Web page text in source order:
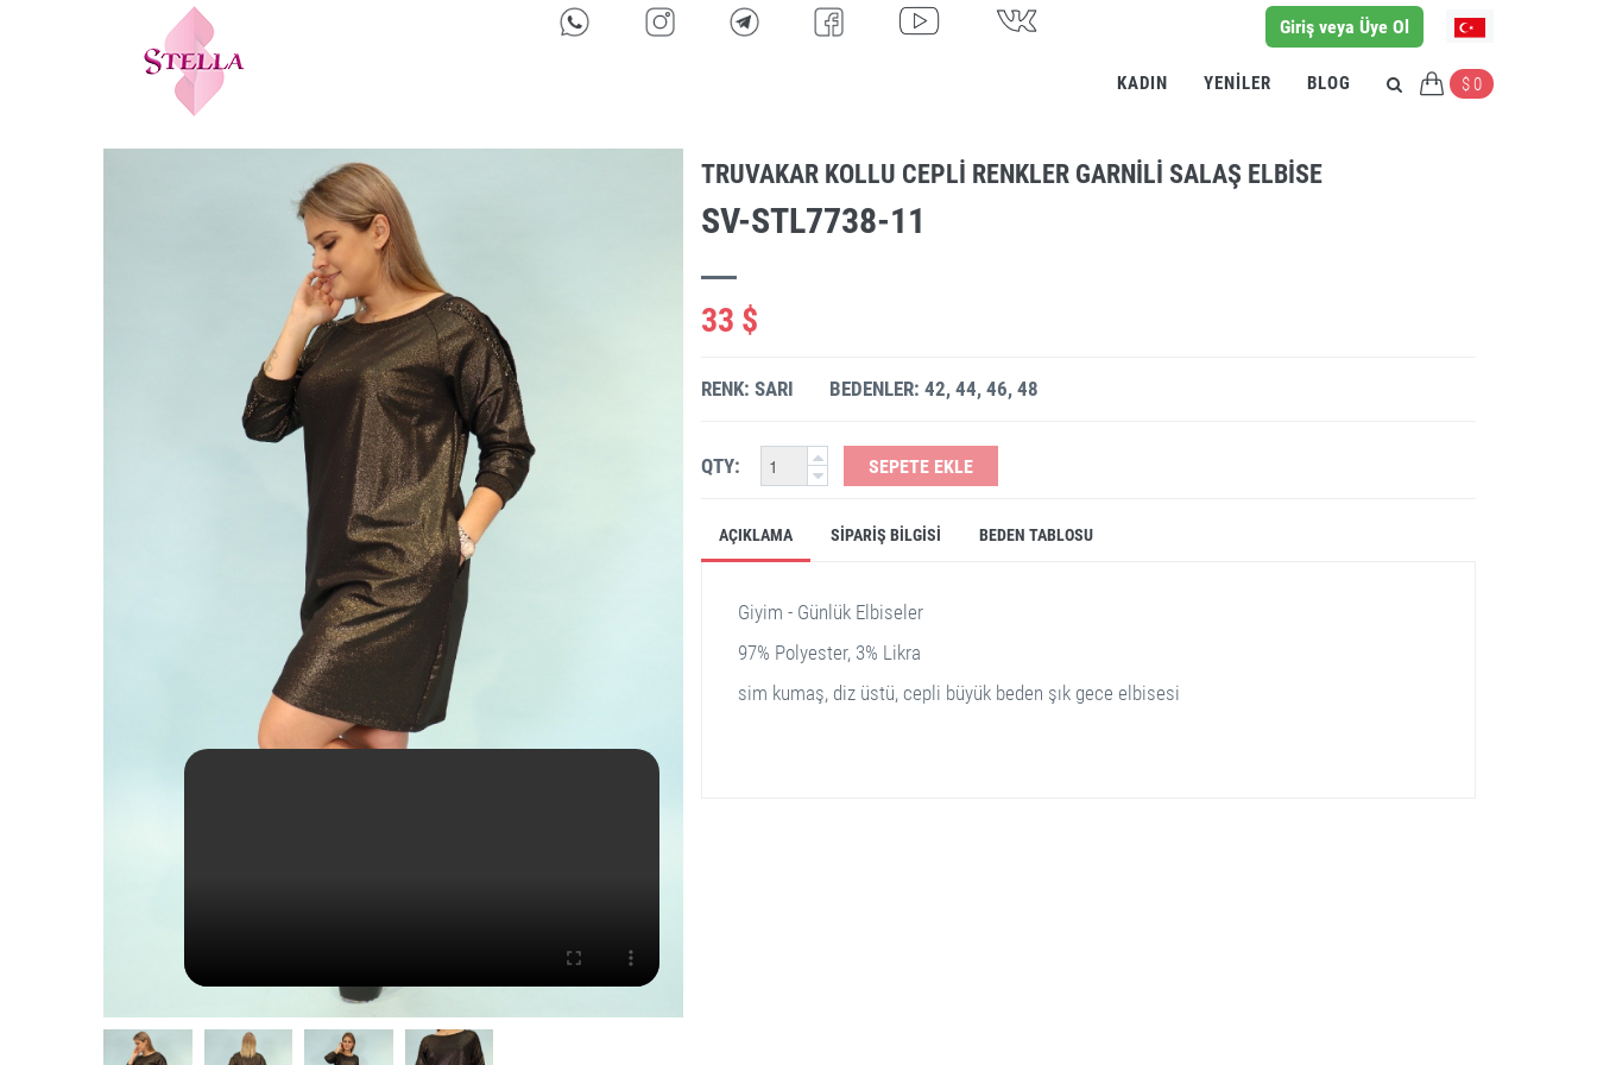
Giriş veya Üye Ol
KADIN YENILER BLOG $ 0
TRUVAKAR KOLLU CEPLI RENKLER GARNILI SALAŞ ELBISE
SV-STL7738-11
33 $
RENK: SARI BEDENLER: 42, 44, 46, 48
QTY: SEPETE EKLE
AÇIKLAMA SIPARIŞ BILGISI BEDEN TABLOSU
Giyim - Günlük Elbiseler
97% Polyester, 3% Likra
sim kumaş, diz üstü, cepli büyük beden şık gece elbisesi